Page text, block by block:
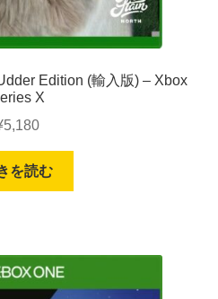
Edition (輸入版) – Xbox
X
5,180
を読む